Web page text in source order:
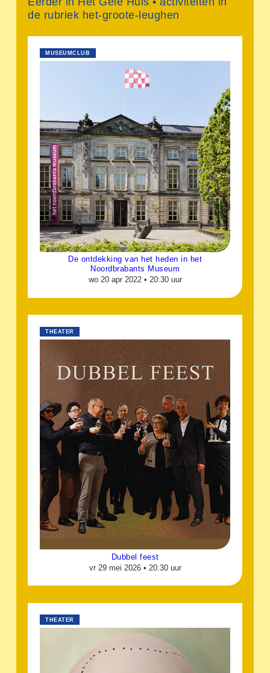
de rubriek het-groote-leughen
MUSEUMCLUB
De ontdekking van het heden in het
Noordbrabants Museum
wo 20 apr 2022 • 20:30 uur
THEATER
Dubbel feest
vr 29 mei 2026 • 20:30 uur
THEATER